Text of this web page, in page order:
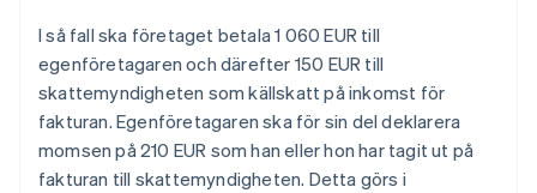
I så fall ska företaget betala 1 060 EUR till
egenföretagaren och därefter 150 EUR till
skattemyndigheten som källskatt på inkomst för
fakturan. Egenföretagaren ska för sin del deklarera
momsen på 210 EUR som han eller hon har tagit ut på
fakturan till skattemyndigheten. Detta görs i